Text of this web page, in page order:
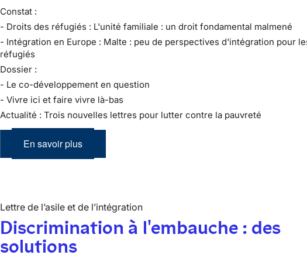
Constat :
- Droits des réfugiés : L'unité familiale : un droit fondamental malmené
- Intégration en Europe : Malte : peu de perspectives d'intégration pour
réfugiés
Dossier :
- Le co-développement en question
- Vivre ici et faire vivre là-bas
Actualité : Trois nouvelles lettres pour lutter contre la pauvreté
En savoir plus
Lettre de l’asile et de l’intégration
Discrimination à l'embauche : des
solutions